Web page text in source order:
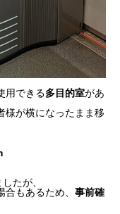
用できる多目的室があ
様が横になったまま移
たが、
もあるため、 事前確